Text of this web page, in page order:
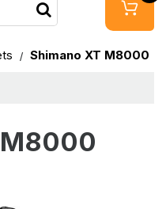
Shimano XT M8000
M8000